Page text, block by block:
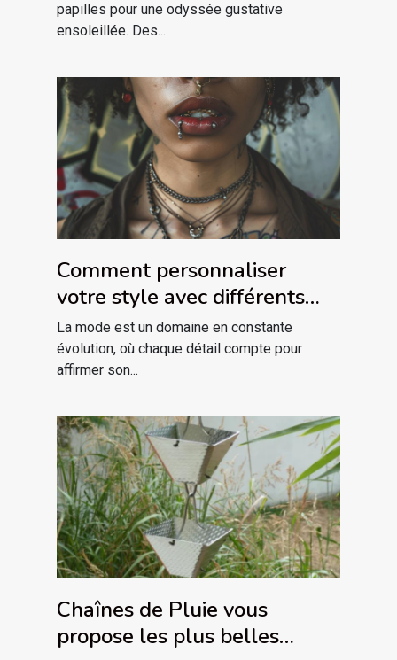
papilles pour une odyssée gustative
ensoleillée. Des...
Comment personnaliser
votre style avec différents
piercings labret
La mode est un domaine en constante
évolution, où chaque détail compte pour
affirmer son...
Chaînes de Pluie vous
propose les plus belles